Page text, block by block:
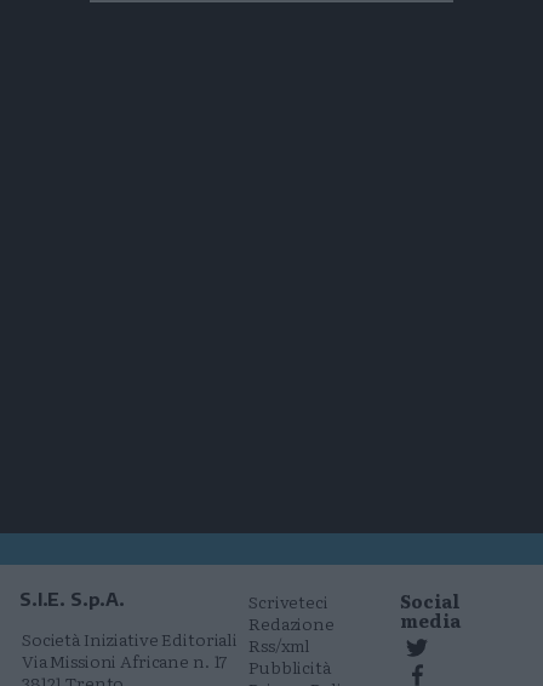
S.I.E. S.p.A.
Società Iniziative Editoriali
Via Missioni Africane n. 17
Scriveteci
Redazione
Rss/xml
Pubblicità
Social
media